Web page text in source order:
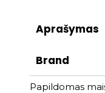
Aprašymas
Brand
Papildomas